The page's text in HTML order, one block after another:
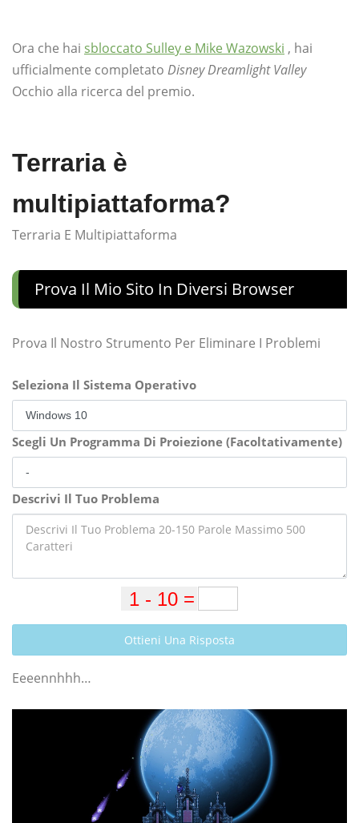
Ora che hai sbloccato Sulley e Mike Wazowski , hai
ufficialmente completato Disney Dreamlight Valley
Occhio alla ricerca del premio.
Terraria è
multipiattaforma?
Terraria E Multipiattaforma
Prova Il Mio Sito In Diversi Browser
Prova Il Nostro Strumento Per Eliminare I Problemi
Seleziona Il Sistema Operativo
Scegli Un Programma Di Proiezione (Facoltativamente)
Descrivi Il Tuo Problema
Ottieni Una Risposta
Eeeennhhh…